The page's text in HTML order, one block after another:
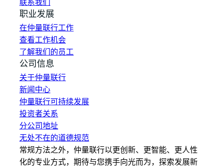
联系我们
职业发展
在仲量联行工作
查看工作机会
了解我们的员工
公司信息
关于仲量联行
新闻中心
仲量联行可持续发展
投资者关系
分公司地址
无处不在的道德规范
常规方法之外，仲量联行以更创新、更智能、更人性
化的专业方式，期待与您携手向光而为，探索发展新